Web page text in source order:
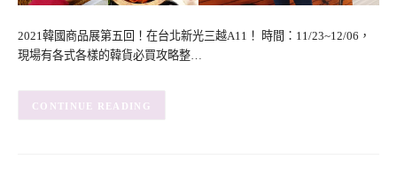
2021韓國商品展第五回！在台北新光三越A11！ 時間：11/23~12/06，
現場有各式各樣的韓貨必買攻略整…
CONTINUE READING